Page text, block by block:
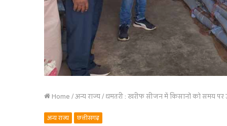
Home/अन्य राज्य/धमतरी : खरीफ सीजन में किसानों को समय पर
अन्य राज्य छत्तीसगढ़